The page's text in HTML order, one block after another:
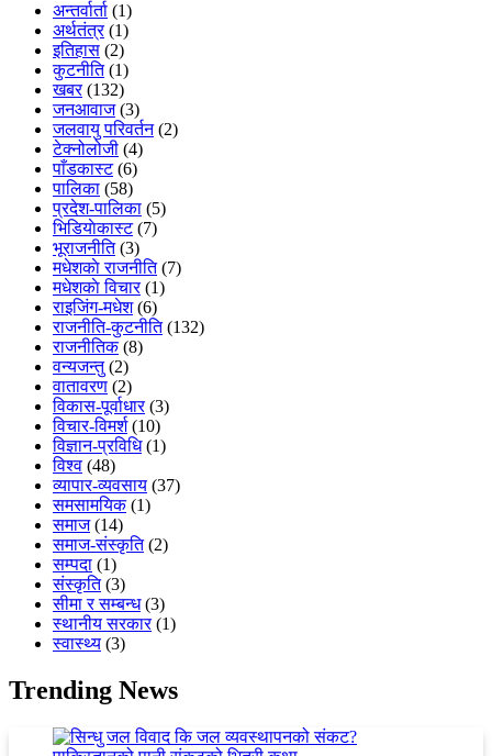
अन्तर्वार्ता (1)
अर्थतंत्र(1)
इतिहास (2)
कुटनीति(1)
खबर(132)
जनआवाज(3)
जलवायु परिवर्तन(2)
टेक्नोलोजी (4)
पाँडकास्ट(6)
पालिका (58)
प्रदेश-पालिका (5)
भिडियाेकास्ट(7)
भूराजनीति(3)
मधेशकाे राजनीति(7)
मधेशकाे विचार(1)
राइजिंग-मधेश(6)
राजनीति-कुटनीति(132)
राजनीतिक(8)
वन्यजन्तु(2)
वातावरण (2)
विकास-पूर्वाधार(3)
विचार-विमर्श(10)
विज्ञान-प्रविधि(1)
विश्व (48)
व्यापार-व्यवसाय (37)
समसामयिक(1)
समाज(14)
समाज-संस्कृति(2)
सम्पदा (1)
संस्कृति(3)
सीमा र सम्बन्ध(3)
स्थानीय सरकार(1)
स्वास्थ्य (3)
Trending News